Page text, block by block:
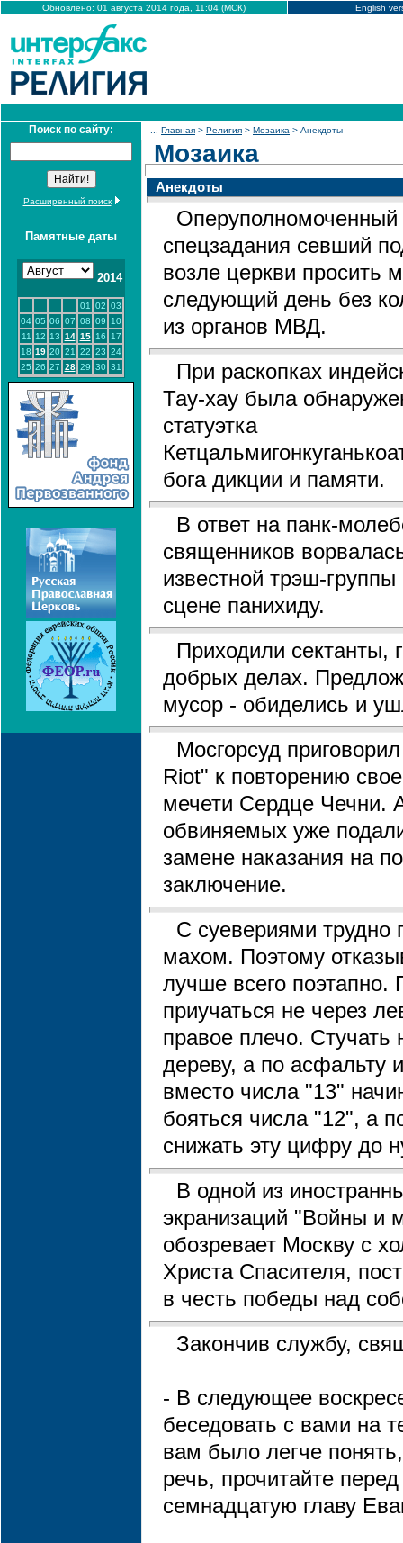
Обновлено: 01 августа 2014 года, 11:04 (МСК) English
Поиск по сайту:
Расширенный поиск
Памятные даты
2014
01 02 03
04 05 06 07 08 09
10
11
12 13 14 15 16
17
18 19 20 21 22 23 24
25 26 27 28 29 30 31
Главная > Религия > Мозаика > Анекдоты
Мозаика
Анекдоты
спецзадания севший
возле церкви просить
следующий день без
из органов МВД.
При раскопках
Тау-хау была
статуэтка
бога дикции и памяти.
В ответ на панк-
священников
известной трэш-
сцене панихиду.
Приходили сектанты,
добрых делах.
мусор - обиделись и
Мосгорсуд
Riot" к повторению
мечети Сердце Чечни.
обвиняемых уже
замене наказания на
заключение.
С суевериями трудно
махом. Поэтому
лучше всего поэтапно.
приучаться не через
правое плечо. Стучать
дереву, а по асфальту
вместо числа "13"
бояться числа "12", а
снижать эту цифру до
В одной из
экранизаций "Войны и
обозревает Москву с
Христа Спасителя,
в честь победы над
Закончив службу,
- В следующее
беседовать с вами на
вам было легче
речь, прочитайте
семнадцатую главу